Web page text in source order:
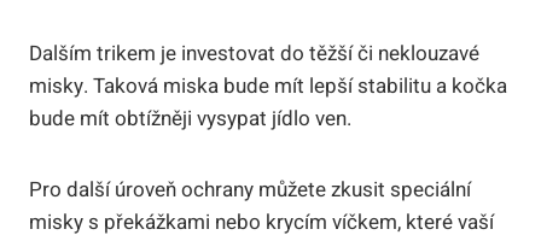
Dalším trikem je investovat do těžší či neklouzavé
misky. Taková miska bude mít lepší stabilitu a kočka
bude mít obtížněji vysypat jídlo ven.
Pro další úroveň ochrany můžete zkusit speciální
misky s překážkami nebo krycím víčkem, které vaší